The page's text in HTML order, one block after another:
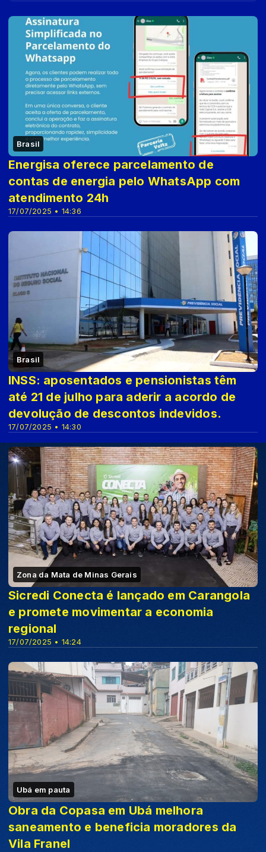
Brasil
17/07/2025 • 14:36
Energisa oferece parcelamento de
contas de energia pelo WhatsApp com
atendimento 24h
Brasil
17/07/2025 • 14:30
INSS: aposentados e pensionistas têm
até 21 de julho para aderir a acordo de
devolução de descontos indevidos.
Zona da Mata de Minas Gerais
17/07/2025 • 14:24
Sicredi Conecta é lançado em Carangola
e promete movimentar a economia
regional
Ubá em pauta
Obra da Copasa em Ubá melhora
saneamento e beneficia moradores da
Vila Franel